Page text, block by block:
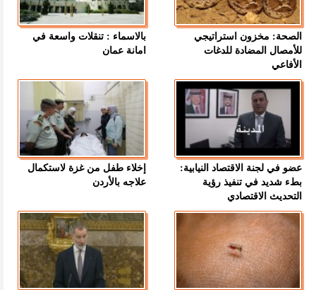
الصحة: مخزون استراتيجي
للأمصال المضادة للدغات
الأفاعي
بالاسماء : تنقلات واسعة في
امانة عمان
عضو في لجنة الاقتصاد النيابية:
بطء شديد في تنفيذ رؤية
التحديث الاقتصادي
إخلاء طفل من غزة لاستكمال
علاجه بالأردن